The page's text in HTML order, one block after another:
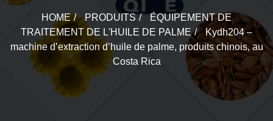
HOME PRODUITS
ÉQUIPEMENT DE
TRAITEMENT DE L'HUILE DE PALME
Kydh204 –
machine d’extraction d’huile de palme, produits chinois, au
Costa Rica